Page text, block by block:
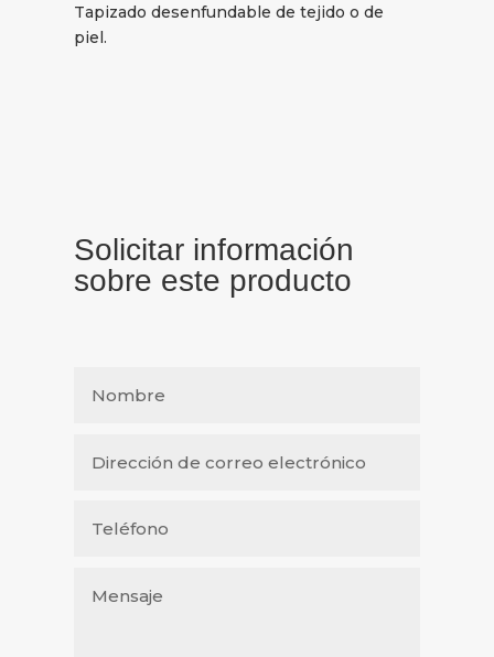
Tapizado desenfundable de tejido o de
piel.
Solicitar información
sobre este producto